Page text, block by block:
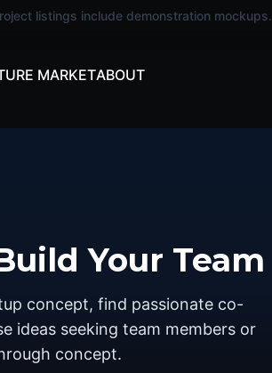
listings include demonstration mockups.
MARKETABOUT
Your Team
concept, find passionate co-
ideas seeking team members or
concept.